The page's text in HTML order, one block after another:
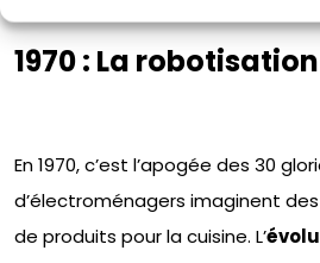
1970 : La
En 1970, c’est l’apogée des 30
d’électroménagers imaginent
de produits pour la cuisine. L’